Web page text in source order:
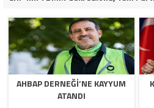
AHBAP DERNEĞI’NE KAYYUM
ATANDI